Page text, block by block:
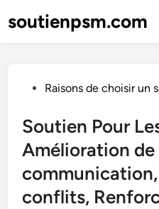
tosoutienpsm.com
PostedRaisons de choisir un
Soutien Pour
Amélioration de
conflits,